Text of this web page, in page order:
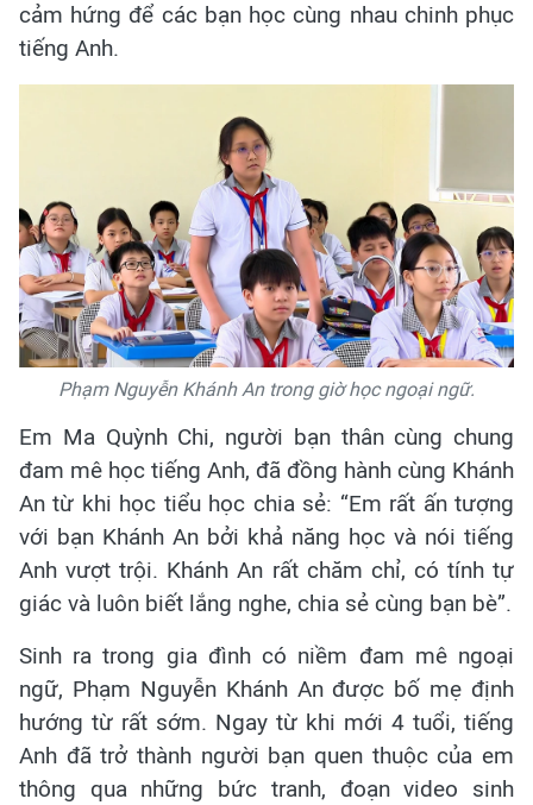
cảm hứng để các bạn học cùng nhau chinh phục
tiếng Anh.
Phạm Nguyễn Khánh An trong giờ học ngoại ngữ.
Em Ma Quỳnh Chi, người bạn thân cùng chung
đam mê học tiếng Anh, đã đồng hành cùng Khánh
An từ khi học tiểu học chia sẻ: “Em rất ấn tượng
với bạn Khánh An bởi khả năng học và nói tiếng
Anh vượt trội. Khánh An rất chăm chỉ, có tính tự
giác và luôn biết lắng nghe, chia sẻ cùng bạn bè”.
Sinh ra trong gia đình có niềm đam mê ngoại
ngữ, Phạm Nguyễn Khánh An được bố mẹ định
hướng từ rất sớm. Ngay từ khi mới 4 tuổi, tiếng
Anh đã trở thành người bạn quen thuộc của em
thông qua những bức tranh, đoạn video sinh